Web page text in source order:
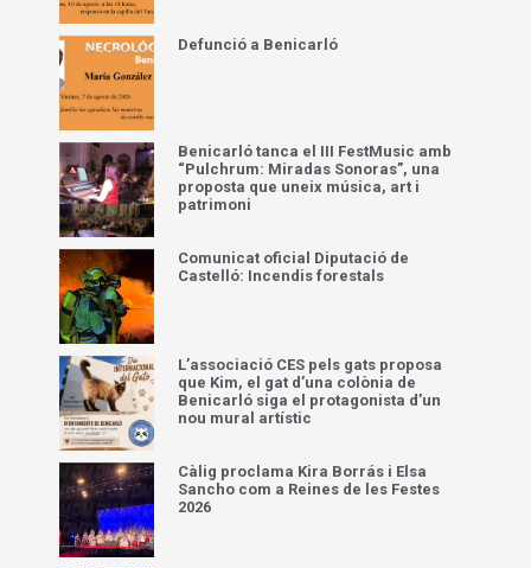
Defunció a Benicarló
Benicarló tanca el III FestMusic amb
“Pulchrum: Miradas Sonoras”, una
proposta que uneix música, art i
patrimoni
Comunicat oficial Diputació de
Castelló: Incendis forestals
L’associació CES pels gats proposa
que Kim, el gat d’una colònia de
Benicarló siga el protagonista d’un
nou mural artístic
Càlig proclama Kira Borrás i Elsa
Sancho com a Reines de les Festes
2026